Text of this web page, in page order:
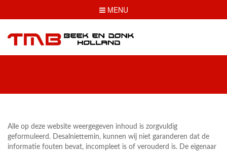
TOGGLE
NAVIGATION
MENU
Alle op deze website weergegeven inhoud is zorgvuldig
geformuleerd. Desalniettemin, kunnen wij niet garanderen dat de
informatie fouten bevat, incompleet is of verouderd is. De eigenaar